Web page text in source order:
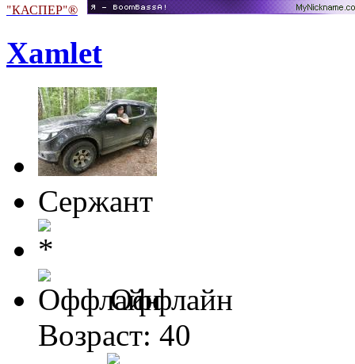
"КАСПЕР"®
Xamlet
Сержант
Оффлайн
Возраст: 40